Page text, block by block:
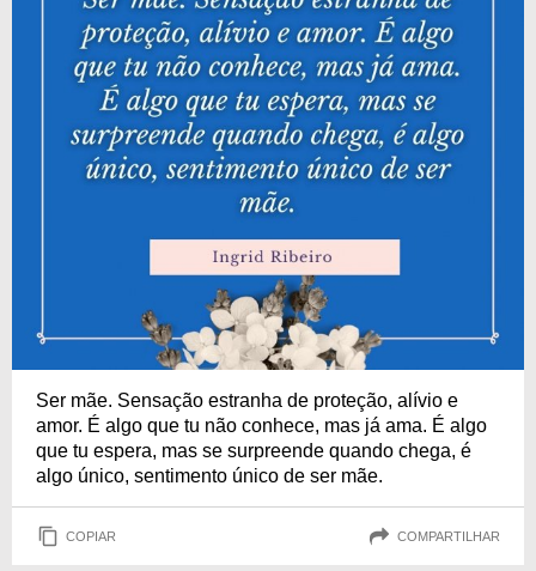
Ser mãe. Sensação estranha de proteção, alívio e
amor. É algo que tu não conhece, mas já ama. É algo
que tu espera, mas se surpreende quando chega, é
algo único, sentimento único de ser mãe.
COPIAR COMPARTILHAR